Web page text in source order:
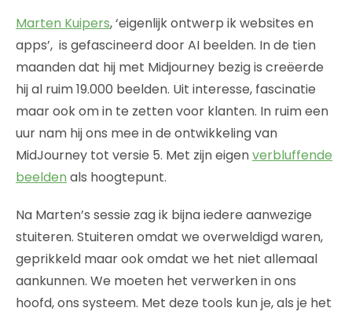
Marten Kuipers, ‘eigenlijk ontwerp ik websites en
apps’, is gefascineerd door AI beelden. In de tien
maanden dat hij met Midjourney bezig is creëerde
hij al ruim 19.000 beelden. Uit interesse, fascinatie
maar ook om in te zetten voor klanten. In ruim een
uur nam hij ons mee in de ontwikkeling van
MidJourney tot versie 5. Met zijn eigenverbluffende
beelden als hoogtepunt.
Na Marten’s sessie zag ik bijna iedere aanwezige
stuiteren. Stuiteren omdat we overweldigd waren,
geprikkeld maar ook omdat we het niet allemaal
aankunnen. We moeten het verwerken in ons
hoofd, ons systeem. Met deze tools kun je, als je het